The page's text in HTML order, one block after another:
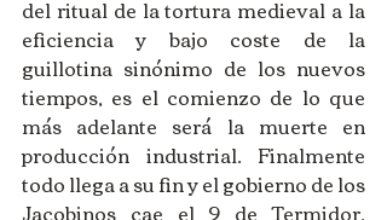
del ritual de la tortura medieval a la
eficiencia y bajo coste de la
guillotina sinónimo de los nuevos
tiempos, es el comienzo de lo que
más adelante será la muerte en
producción industrial. Finalmente
todo llega a su fin y el gobierno de los